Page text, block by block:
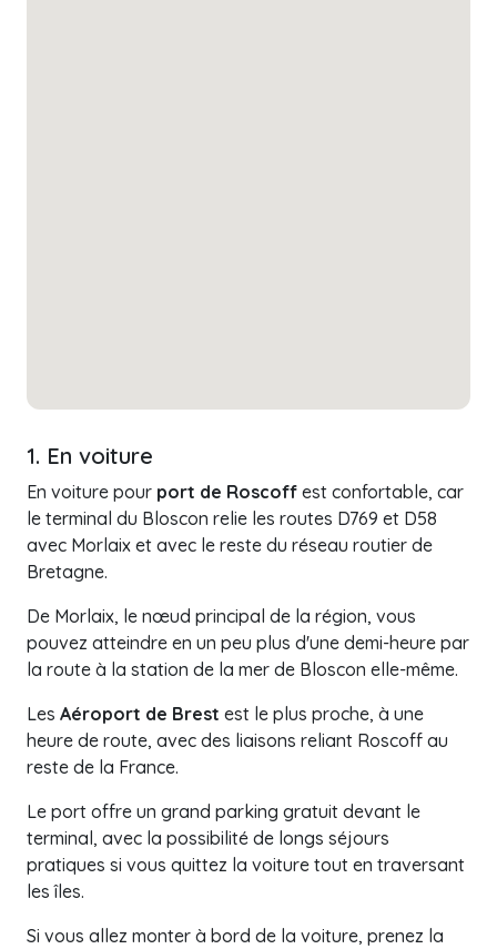
1. En voiture
En voiture pour port de Roscoff est confortable, car
le terminal du Bloscon relie les routes D769 et D58
avec Morlaix et avec le reste du réseau routier de
Bretagne.
De Morlaix, le nœud principal de la région, vous
pouvez atteindre en un peu plus d'une demi-heure par
la route à la station de la mer de Bloscon elle-même.
Les Aéroport de Brest est le plus proche, à une
heure de route, avec des liaisons reliant Roscoff au
reste de la France.
Le port offre un grand parking gratuit devant le
terminal, avec la possibilité de longs séjours
pratiques si vous quittez la voiture tout en traversant
les îles.
Si vous allez monter à bord de la voiture, prenez la